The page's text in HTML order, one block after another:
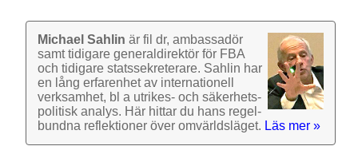
Michael Sahlin är fil dr, ambassadör
samt tidigare general­direktör för FBA
och tidigare stats­sekre­terare. Sahlin har
en lång erfarenhet av inter­nationell
verk­samhet, bl a utrikes- och säkerhets­
politisk analys. Här hittar du hans regel­
bundna reflek­tioner över omvärlds­läget. Läs mer »